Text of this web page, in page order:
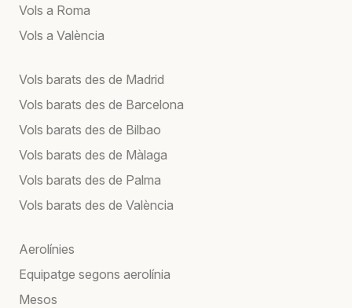
Vols a Roma
Vols a València
Vols barats des de Madrid
Vols barats des de Barcelona
Vols barats des de Bilbao
Vols barats des de Màlaga
Vols barats des de Palma
Vols barats des de València
Aerolínies
Equipatge segons aerolínia
Mesos